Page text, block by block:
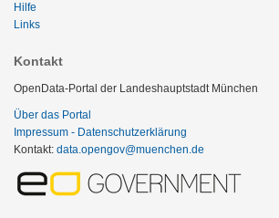
Hilfe
Links
Kontakt
OpenData-Portal der Landeshauptstadt München
Über das Portal
Impressum - Datenschutzerklärung
Kontakt: data.opengov@muenchen.de